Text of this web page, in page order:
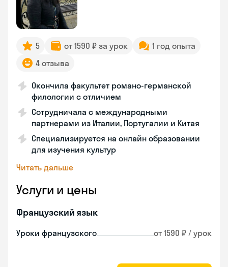
5 от 1590 ₽ за урок
1 год опыта
4 отзыва
Окончила факультет романо-германской
филологии с отличием
Сотрудничала с международными
партнерами из Италии, Португалии и Китая
Специализируется на онлайн образовании
для изучения культур
Читать дальше
Услуги и цены
Французский язык
Уроки французского от 1590 ₽ / урок